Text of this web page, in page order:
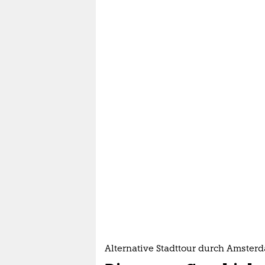
Alternative Stadttour durch